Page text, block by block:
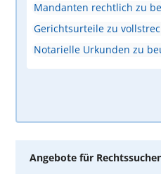
Mandanten rechtlich zu
Gerichtsurteile zu
Notarielle Urkunden zu
Angebote für